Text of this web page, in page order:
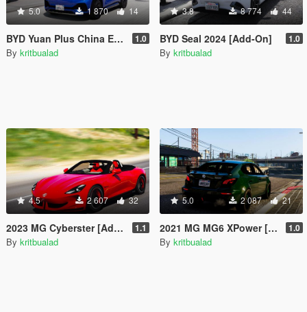
5.0 1 870 14
BYD Yuan Plus China Edition [Add-On] 1.0
By kritbualad
3.8 8 774 44
BYD Seal 2024 [Add-On] 1.0
By kritbualad
4.5 2 607 32
2023 MG Cyberster [Add-On | Extra] 1.1
By kritbualad
5.0 2 087 21
2021 MG MG6 XPower [Add-On | Extra] 1.0
By kritbualad